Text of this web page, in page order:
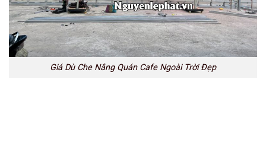
Giá Dù Che Nắng Quán Cafe Ngoài Trời Đẹp